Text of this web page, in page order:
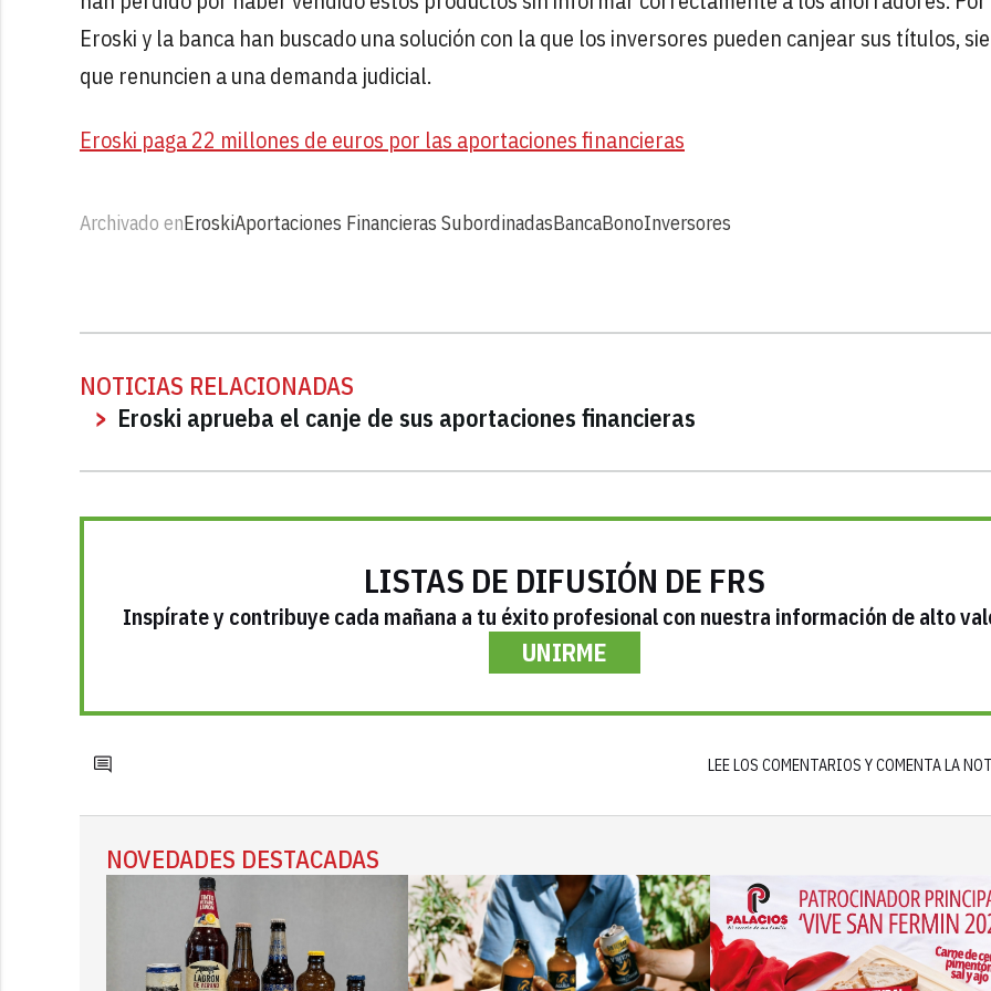
Eroski y la banca han buscado una solución con la que los inversores pueden canjear sus títulos,
que renuncien a una demanda judicial.
Eroski paga 22 millones de euros por las aportaciones financieras
Archivado enEroskiAportaciones Financieras SubordinadasBancaBonoInversores
NOTICIAS RELACIONADAS
Eroski aprueba el canje de sus aportaciones financieras
LISTAS DE DIFUSIÓN DE FRS
Inspírate y contribuye cada mañana a tu éxito profesional con nuestra información de alto
UNIRME
LEE LOS COMENTARIOS Y COMENTA LA
NOVEDADES DESTACADAS